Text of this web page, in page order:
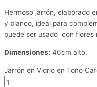
Hermoso jarrón, elaborado
y blanco, ideal para
puede ser usado con flores
Dimensiones: 46cm alto.
Jarrón en Vidrio en Tono